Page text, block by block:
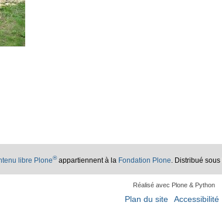
libre Plone®appartiennent à la Fondation Plone . Distribué sous
Réalisé avec Plone & Python
Plan du site Accessibilité